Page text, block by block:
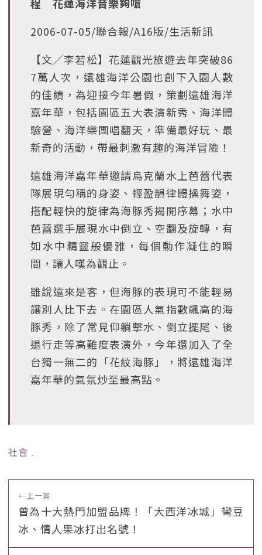
2006-07-05/聯合報/A16版/生活新訊
【文╱李若松】花蓮觀光旅遊去年突破86
7萬人次，遠雄海洋公園也創下入園人數
的佳績，為迎接今年暑假，策劃遠雄海洋
嘉年華，包括園區五大表演新秀、海洋體
驗營、海洋樂團唱翻天，準備最好玩、最
新奇的活動，帶最刺激有趣的海洋冒險！
遠雄海洋嘉年華邀請烏克蘭水上芭蕾代表
隊展現勻稱的身姿、輕盈韻律體操舞姿，
搭配輕快的旋律為海豚秀揭開序幕；水中
芭蕾選手展現水中倒立、空翻及旋轉，有
如水中精靈般優雅，每個動作凝住的瞬
間，讓人嘆為觀止。
雖說遠來是客，但海豚的表現可不能輕易
讓別人比下去。在園區人氣指數飆高的海
豚秀，除了常見仰躺擊水、倒立擺尾、後
退行走等高難度表演外，今年還加入了全
台獨一無二的「花紋海豚」，將遠雄海洋
嘉年華的氣氛炒至最高點。
社會 ﹒
←上一篇
曾為十大熱門加盟品牌！「大西洋冰城」彎豆
冰、情人果冰打出名號！